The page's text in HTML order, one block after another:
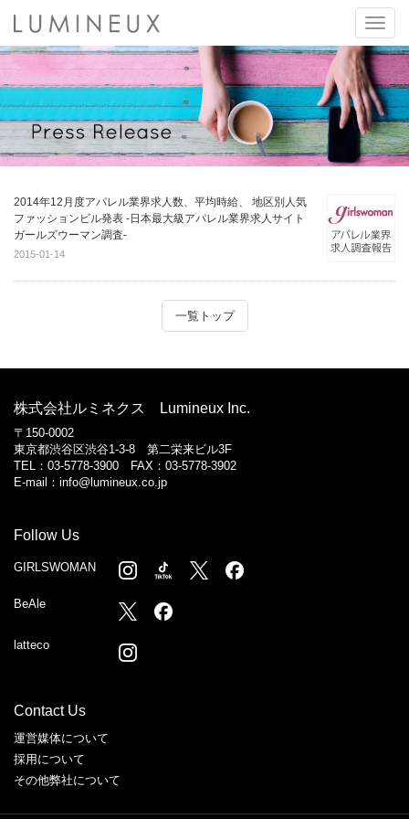
Toggle
2014年12月度アパレル業界求人数、平均時給、 地区別人気
ファッションビル発表 -日本最大級アパレル業界求人サイト
ガールズウーマン調査-
2015-01-14
一覧トップ
株式会社ルミネクス Lumineux Inc.
〒150-0002
東京都渋谷区渋谷1-3-8 第二栄来ビル3F
TEL：03-5778-3900 FAX：03-5778-3902
E-mail： info@lumineux.co.jp
Follow Us
GIRLSWOMAN
BeAle
latteco
Contact Us
運営媒体について
採用について
その他弊社について